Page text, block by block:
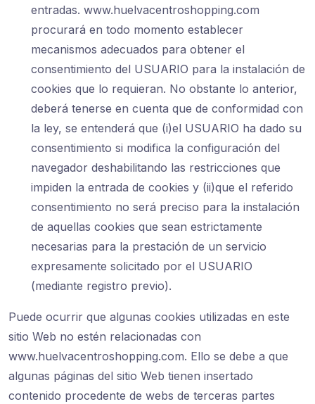
entradas. www.huelvacentroshopping.com
procurará en todo momento establecer
mecanismos adecuados para obtener el
consentimiento del USUARIO para la instalación de
cookies que lo requieran. No obstante lo anterior,
deberá tenerse en cuenta que de conformidad con
la ley, se entenderá que (i)el USUARIO ha dado su
consentimiento si modifica la configuración del
navegador deshabilitando las restricciones que
impiden la entrada de cookies y (ii)que el referido
consentimiento no será preciso para la instalación
de aquellas cookies que sean estrictamente
necesarias para la prestación de un servicio
expresamente solicitado por el USUARIO
(mediante registro previo).
Puede ocurrir que algunas cookies utilizadas en este
sitio Web no estén relacionadas con
www.huelvacentroshopping.com. Ello se debe a que
algunas páginas del sitio Web tienen insertado
contenido procedente de webs de terceras partes